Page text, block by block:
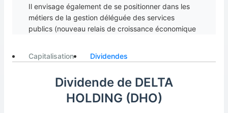
Il envisage également de se positionner dans les
métiers de la gestion déléguée des services
publics (nouveau relais de croissance économique
industrielle de 6 ha en Bourgogne pour le
ISOSIGN. Le Groupe, présidé par M. Fouad FAHIM,
a doté ses filiales d'une autonomie de gestion, en
Capitalisation Dividendes
Dividende de DELTA
HOLDING (DHO)